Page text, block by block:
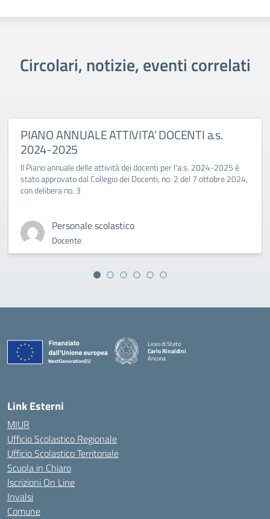
Circolari, notizie, eventi correlati
PIANO ANNUALE ATTIVITA’ DOCENTI a.s.
2024-2025
Il Piano annuale delle attività dei docenti per l'a.s. 2024-2025 è
stato approvato dal Collegio dei Docenti, no. 2 del 7 ottobre 2024,
con delibera no. 3
Personale scolastico
Docente
Liceo di Stato
Carlo Rinaldini
Ancona
Link Esterni
MIUR
Ufficio Scolastico Regionale
Ufficio Scolastico Territoriale
Scuola in Chiaro
Iscrizioni On Line
Invalsi
Comune